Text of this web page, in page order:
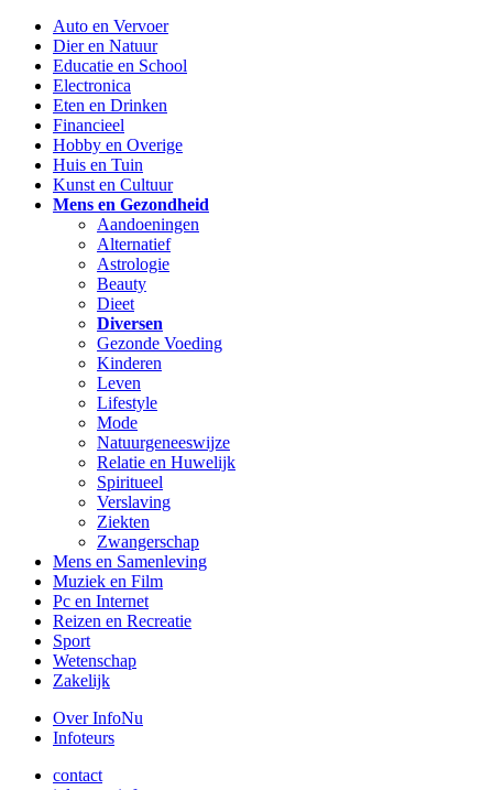
Auto en Vervoer
Dier en Natuur
Educatie en School
Electronica
Eten en Drinken
Financieel
Hobby en Overige
Huis en Tuin
Kunst en Cultuur
Mens en Gezondheid
Aandoeningen
Alternatief
Astrologie
Beauty
Dieet
Diversen
Gezonde Voeding
Kinderen
Leven
Lifestyle
Mode
Natuurgeneeswijze
Relatie en Huwelijk
Spiritueel
Verslaving
Ziekten
Zwangerschap
Mens en Samenleving
Muziek en Film
Pc en Internet
Reizen en Recreatie
Sport
Wetenschap
Zakelijk
Over InfoNu
Infoteurs
contact